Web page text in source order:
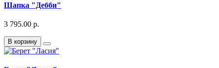
Шапка "Дебби"
3 795.00 р.
В корзину